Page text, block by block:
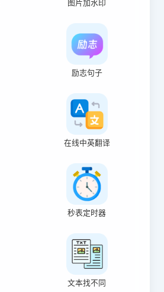
图片加水印
励志句子
在线中英翻译
秒表定时器
文本找不同